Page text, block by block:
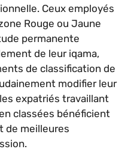
Ceux employés
Rouge ou Jaune
permanente
de leur iqama,
de classification de
modifier leur
expatriés travaillant
classées bénéficient
de meilleures